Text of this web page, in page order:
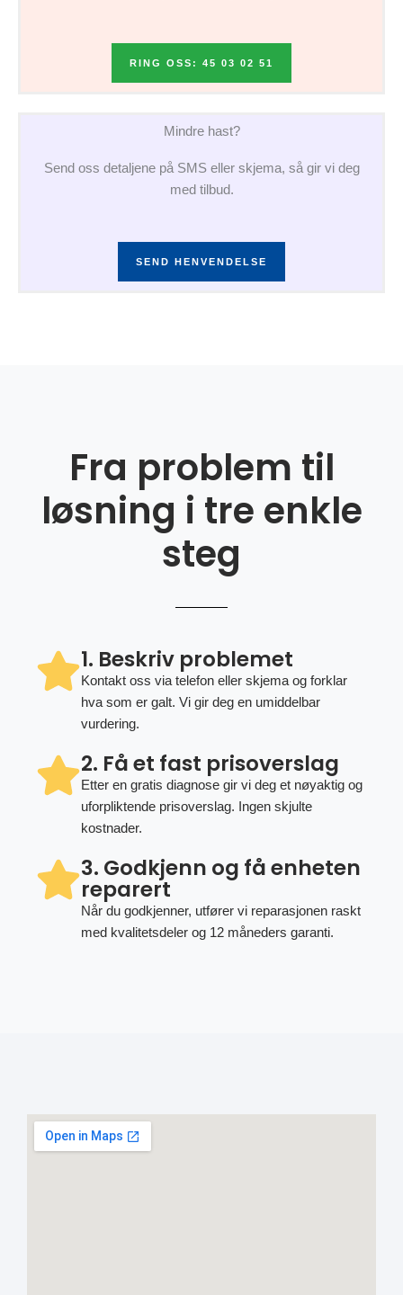
RING OSS: 45 03 02 51
Mindre hast?
Send oss detaljene på SMS eller skjema, så gir vi deg
med tilbud.
SEND HENVENDELSE
Fra problem til
løsning i tre enkle
steg
1. Beskriv problemet
Kontakt oss via telefon eller skjema og forklar
hva som er galt. Vi gir deg en umiddelbar
vurdering.
2. Få et fast prisoverslag
Etter en gratis diagnose gir vi deg et nøyaktig og
uforpliktende prisoverslag. Ingen skjulte
kostnader.
3. Godkjenn og få enheten
reparert
Når du godkjenner, utfører vi reparasjonen raskt
med kvalitetsdeler og 12 måneders garanti.